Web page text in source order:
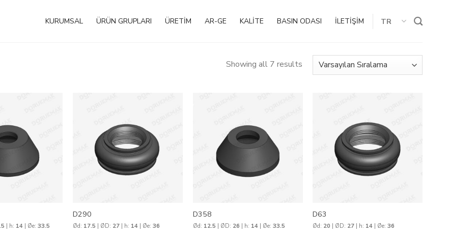
KURUMSAL ÜRÜN GRUPLARI ÜRETİM AR-GE KALİTE BASIN ODASI İLETİŞİM TR
Showing all 7 results
| h: 14 | Øe:33.5
D290
Ød: 17.5 | ØD: 27| h: 14| Øe: 36
D358
Ød: 12.5 | ØD: 26 | h: 14| Øe: 33.5
D63
Ød: 20 | ØD: 27 | h: 14 | Øe:36